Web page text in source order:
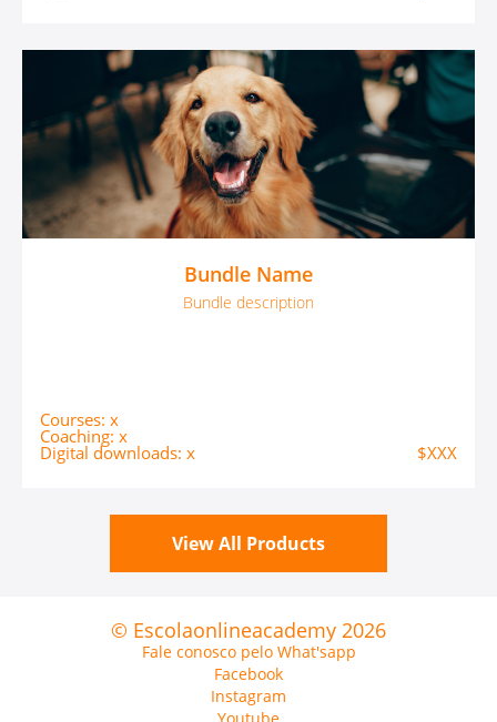
Bundle Name
Bundle description
Courses: x
Coaching: x
Digital downloads: x $XXX
View All Products
© Escolaonlineacademy 2026
Fale conosco pelo What'sapp
Facebook
Instagram